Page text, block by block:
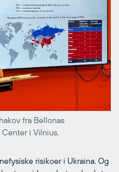
fra Bellonas
Center i Vilnius.
risikoer i Ukraina. Og